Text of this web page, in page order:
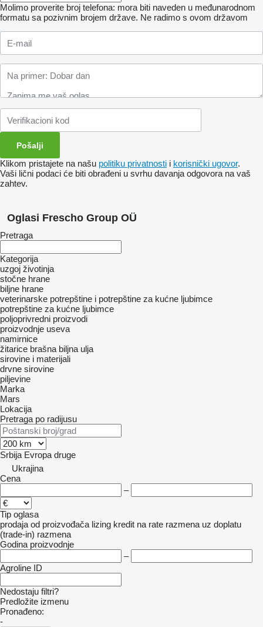
Molimo proverite broj telefona: mora biti naveden u međunarodnom
formatu sa pozivnim brojem države. Ne radimo s ovom državom
Klikom pristajete na našu politiku privatnosti i korisnički ugovor.
Vaši lični podaci će biti obrađeni u svrhu davanja odgovora na vaš
zahtev.
Oglasi Frescho Group OÜ
Pretraga
Kategorija
uzgoj životinja
stočne hrane
biljne hrane
veterinarske potrepštine i potrepštine za kućne ljubimce
potrepštine za kućne ljubimce
poljoprivredni proizvodi
proizvodnje useva
namirnice
žitarice brašna biljna ulja
sirovine i materijali
drvne sirovine
piljevine
Marka
Mars
Lokacija
Pretraga po radijusu
Srbija Evropa druge
Ukrajina
Cena
–
Tip oglasa
prodaja od proizvođača lizing kredit na rate razmena uz doplatu
(trade-in) razmena
Godina proizvodnje
–
Agroline ID
Nedostaju filtri?
Predložite izmenu
Pronađeno:
-